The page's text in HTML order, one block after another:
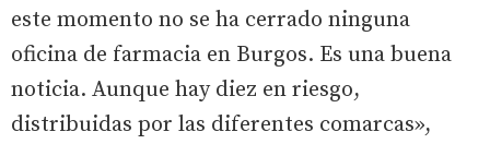
este momento no se ha cerrado ninguna
oficina de farmacia en Burgos. Es una buena
noticia. Aunque hay diez en riesgo,
distribuidas por las diferentes comarcas»,